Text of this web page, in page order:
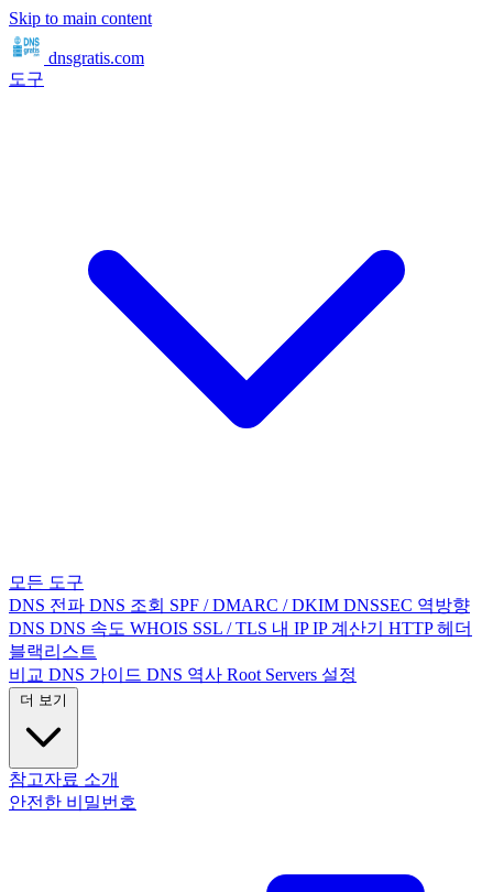
Skip to main content
dnsgratis.com
도구
모든 도구
DNS 전파 DNS 조회 SPF / DMARC / DKIM DNSSEC 역방향
DNS DNS 속도 WHOIS SSL / TLS 내 IPIP 계산기 HTTP 헤더
블랙리스트
비교 DNS 가이드 DNS 역사 Root Servers 설정
참고자료 소개
안전한 비밀번호